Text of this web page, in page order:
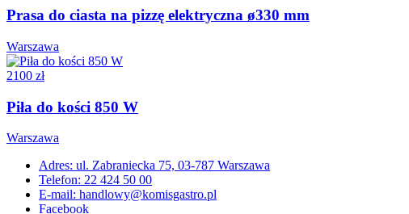
Prasa do ciasta na pizzę elektryczna ø330 mm
Warszawa
2100 zł
Piła do kości 850 W
Warszawa
Adres: ul. Zabraniecka 75, 03-787 Warszawa
Telefon: 22 424 50 00
E-mail: handlowy@komisgastro.pl
Facebook